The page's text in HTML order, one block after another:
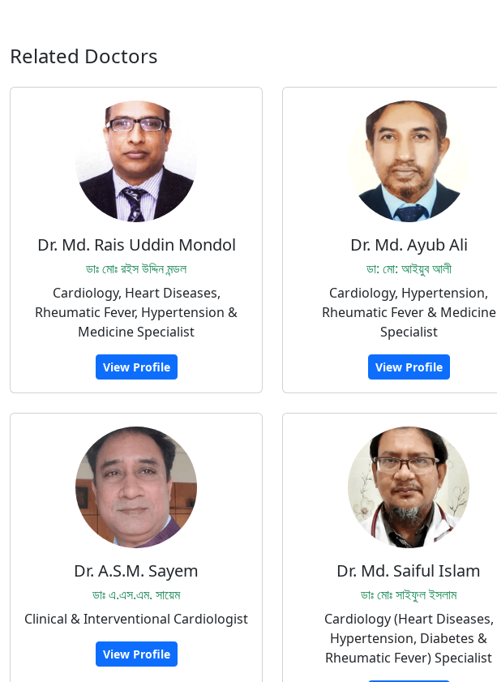
Related Doctors
Dr. Md. Rais Uddin Mondol
ডাঃ মোঃ রইস উদ্দিন মন্ডল
Cardiology, Heart Diseases,
Rheumatic Fever, Hypertension &
Medicine Specialist
View Profile
Dr. Md. Ayub Ali
ডা: মো: আইয়ুব আলী
Cardiology, Hypertension,
Rheumatic Fever & Medicine
Specialist
View Profile
Dr. A.S.M. Sayem
ডাঃ এ.এস.এম. সায়েম
Clinical & Interventional Cardiologist
View Profile
Dr. Md. Saiful Islam
ডাঃ মোঃ সাইফুল ইসলাম
Cardiology (Heart Diseases,
Hypertension, Diabetes &
Rheumatic Fever) Specialist